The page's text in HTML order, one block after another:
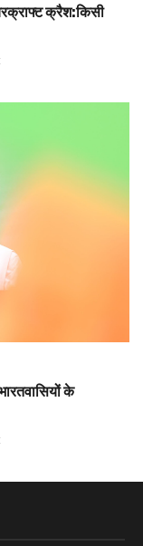
क्रैश:किसी
के